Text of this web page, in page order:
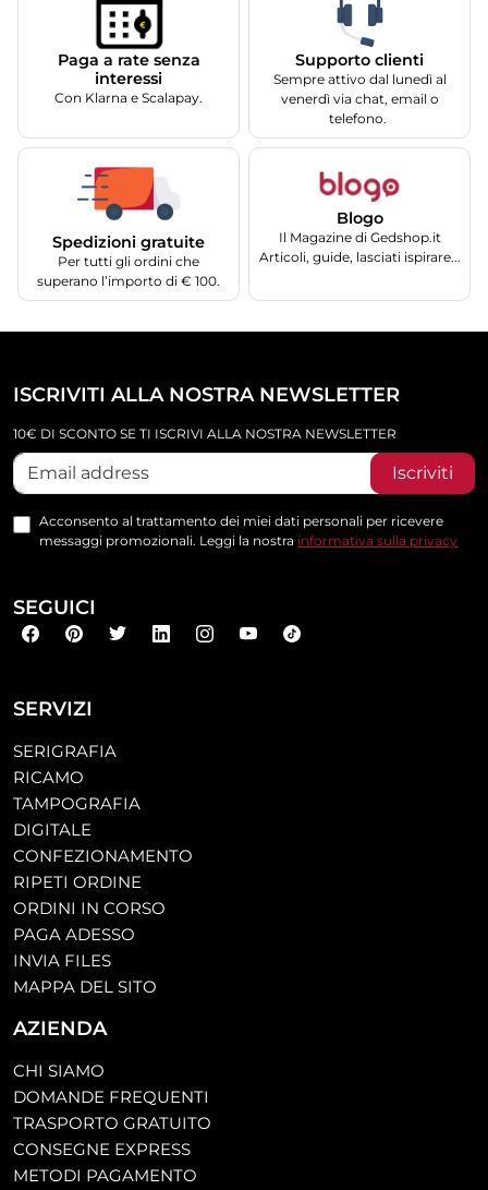
Paga a rate senza
interessi
Con Klarna e Scalapay.
Supporto clienti
Sempre attivo dal lunedì al
venerdì via chat, email o
telefono.
Spedizioni gratuite
Per tutti gli ordini che
superano l’importo di € 100.
Blogo
Il Magazine di Gedshop.it
Articoli, guide, lasciati ispirare...
SERVIZI
SERIGRAFIA
RICAMO
TAMPOGRAFIA
DIGITALE
CONFEZIONAMENTO
RIPETI ORDINE
ORDINI IN CORSO
PAGA ADESSO
INVIA FILES
MAPPA DEL SITO
AZIENDA
CHI SIAMO
DOMANDE FREQUENTI
TRASPORTO GRATUITO
CONSEGNE EXPRESS
METODI PAGAMENTO
ISCRIVITI ALLA NOSTRA NEWSLETTER
10€ DI SCONTO SE TI ISCRIVI ALLA NOSTRA NEWSLETTER
Iscriviti
Acconsento al trattamento dei miei dati personali per ricevere
messaggi promozionali. Leggi la nostra informativa sulla privacy
SEGUICI